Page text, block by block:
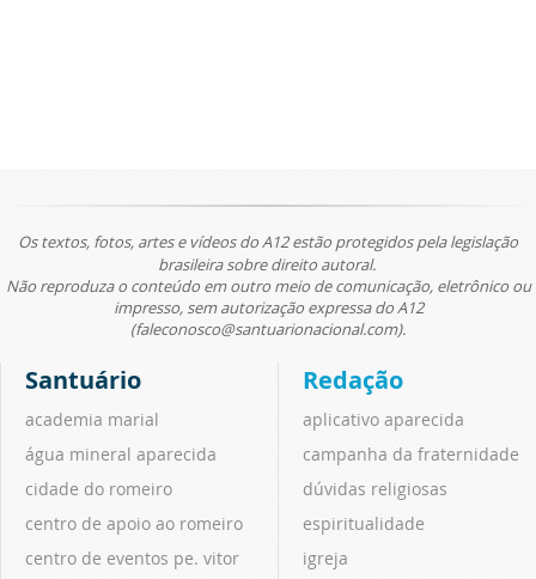
Os textos, fotos, artes e vídeos do A12 estão protegidos pela legislação
brasileira sobre direito autoral.
Não reproduza o conteúdo em outro meio de comunicação, eletrônico ou
impresso, sem autorização expressa do A12
(faleconosco@santuarionacional.com).
Santuário
academia marial
água mineral aparecida
cidade do romeiro
centro de apoio ao romeiro
centro de eventos pe. vitor
Redação
aplicativo aparecida
campanha da fraternidade
dúvidas religiosas
espiritualidade
igreja